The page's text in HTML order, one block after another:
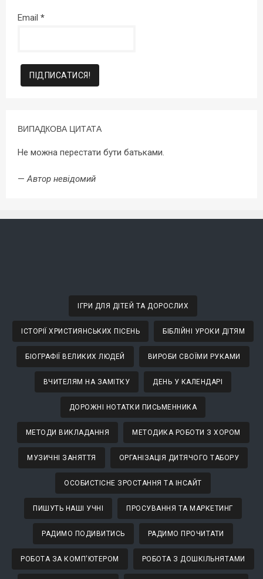
Email *
ВИПАДКОВА ЦИТАТА
Не можна перестати бути батьками.
—Автор невідомий
ІГРИ ДЛЯ ДІТЕЙ ТА ДОРОСЛИХ
ІСТОРІЇ ХРИСТИЯНСЬКИХ ПІСЕНЬ БІБЛІЙНІ УРОКИ ДІТЯМ
БІОГРАФІЇ ВЕЛИКИХ ЛЮДЕЙ ВИРОБИ СВОЇМИ РУКАМИ
ВЧИТЕЛЯМ НА ЗАМІТКУ ДЕНЬ У КАЛЕНДАРІ
ДОРОЖНІ НОТАТКИ ПИСЬМЕННИКА
МЕТОДИ ВИКЛАДАННЯ МЕТОДИКА РОБОТИ З ХОРОМ
МУЗИЧНІ ЗАНЯТТЯ ОРГАНІЗАЦІЯ ДИТЯЧОГО ТАБОРУ
ОСОБИСТІСНЕ ЗРОСТАННЯ ТА ІНСАЙТ
ПИШУТЬ НАШІ УЧНІ ПРОСУВАННЯ ТА МАРКЕТИНГ
РАДИМО ПОДИВИТИСЬ РАДИМО ПРОЧИТАТИ
РОБОТА ЗА КОМП'ЮТЕРОМ РОБОТА З ДОШКІЛЬНЯТАМИ